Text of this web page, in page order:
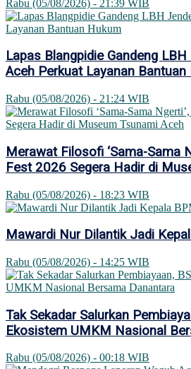
Rabu (05/08/2026) - 21:39 WIB
Lapas Blangpidie Gandeng
Aceh Perkuat Layanan Bantuan
Rabu (05/08/2026) - 21:24 WIB
Merawat Filosofi ‘Sama-Sama
Fest 2026 Segera Hadir di
Rabu (05/08/2026) - 18:23 WIB
Mawardi Nur Dilantik Jadi
Rabu (05/08/2026) - 14:25 WIB
Tak Sekadar Salurkan
Ekosistem UMKM Nasional
Rabu (05/08/2026) - 00:18 WIB